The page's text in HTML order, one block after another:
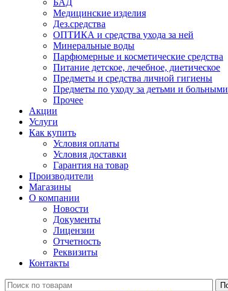
БАД
Медицинские изделия
Дез.средства
ОПТИКА и средства ухода за ней
Минеральные воды
Парфюмерные и косметические средства
Питание детское, лечебное, диетическое
Предметы и средства личной гигиены
Предметы по уходу за детьми и больными
Прочее
Акции
Услуги
Как купить
Условия оплаты
Условия доставки
Гарантия на товар
Производители
Магазины
О компании
Новости
Документы
Лицензии
Отчетность
Реквизиты
Контакты